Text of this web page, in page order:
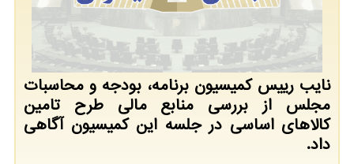
نایب رییس كمیسیون برنامه، بودجه و محاسبات
مجلس از بررسی منابع مالی طرح تامین
كالاهای اساسی در جلسه این كمیسیون آگاهی
داد.